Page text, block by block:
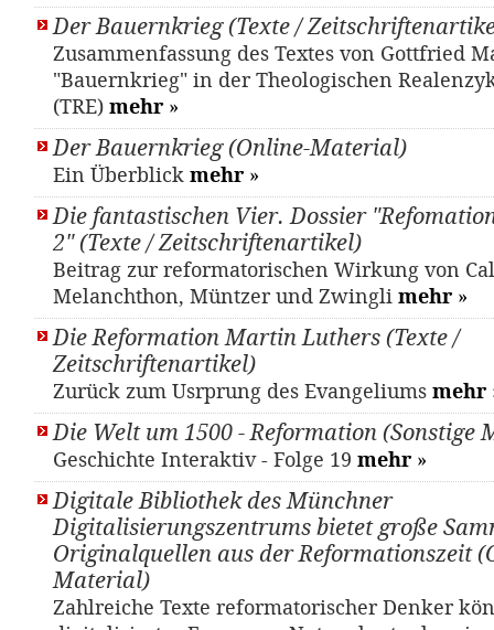
Der Bauernkrieg (Texte /
Zusammenfassung des Textes von Gottfried
"Bauernkrieg" in der Theologischen
(TRE) mehr »
Der Bauernkrieg (Online-Material)
Ein Überblick mehr »
Die fantastischen Vier. Dossier
2" (Texte / Zeitschriftenartikel)
Beitrag zur reformatorischen Wirkung von
Melanchthon, Müntzer und Zwingli mehr »
Die Reformation Martin Luthers (Texte /
Zeitschriftenartikel)
Zurück zum Usrprung des Evangeliums mehr
Die Welt um 1500 - Reformation (Sonstige
Geschichte Interaktiv - Folge 19 mehr »
Digitale Bibliothek des Münchner
Digitalisierungszentrums bietet große
Originalquellen aus der Reformationszeit
Material)
Zahlreiche Texte reformatorischer Denker